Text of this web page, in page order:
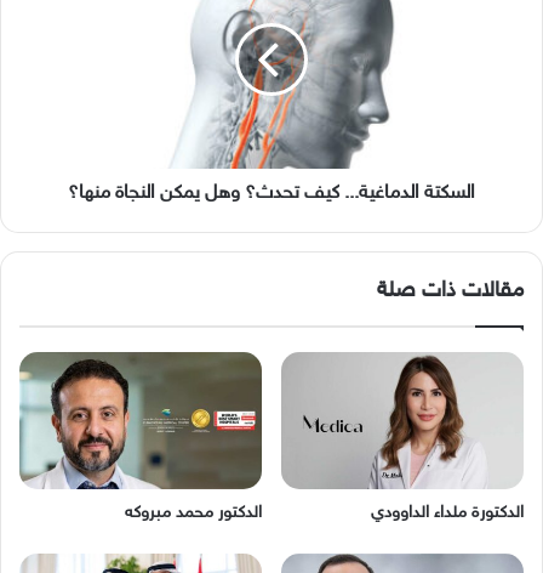
السكتة الدماغية... كيف تحدث؟ وهل يمكن النجاة منها؟
مقالات ذات صلة
الدكتورة ملداء الداوودي الدكتور محمد مبروكه